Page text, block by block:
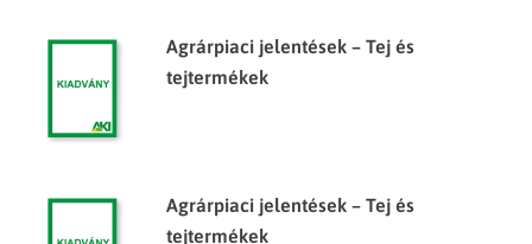
Agrárpiaci jelentések – Tej és
tejtermékek
Agrárpiaci jelentések – Tej és
tejtermékek